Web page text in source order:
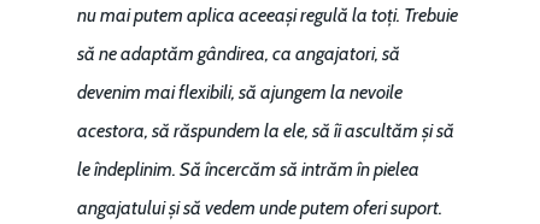
nu mai putem aplica aceeași regulă la toți. Trebuie
să ne adaptăm gândirea, ca angajatori, să
devenim mai flexibili, să ajungem la nevoile
acestora, să răspundem la ele, să îi ascultăm și să
le îndeplinim. Să încercăm să intrăm în pielea
angajatului și să vedem unde putem oferi suport.